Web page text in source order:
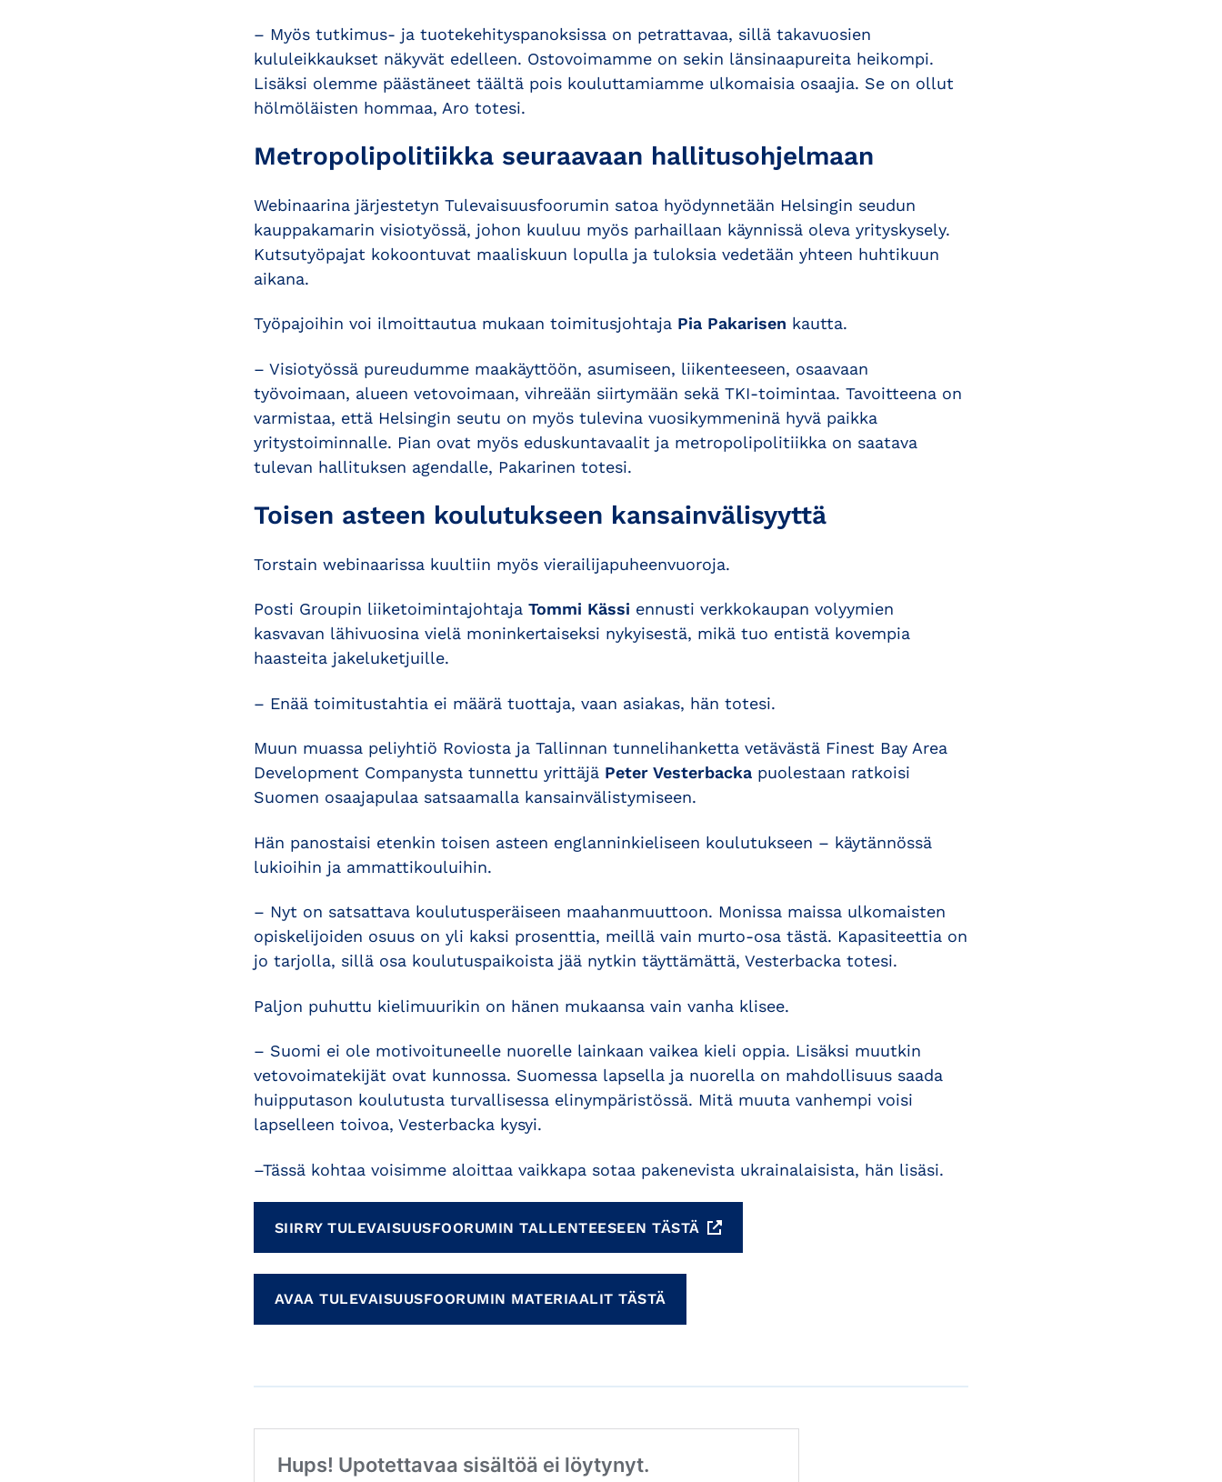
– Myös tutkimus- ja tuotekehityspanoksissa on petrattavaa, sillä takavuosien
kululeikkaukset näkyvät edelleen. Ostovoimamme on sekin länsinaapureita heikompi.
Lisäksi olemme päästäneet täältä pois kouluttamiamme ulkomaisia osaajia. Se on ollut
hölmöläisten hommaa, Aro totesi.
Metropolipolitiikka seuraavaan hallitusohjelmaan
Webinaarina järjestetyn Tulevaisuusfoorumin satoa hyödynnetään Helsingin seudun
kauppakamarin visiotyössä, johon kuuluu myös parhaillaan käynnissä oleva yrityskysely.
Kutsutyöpajat kokoontuvat maaliskuun lopulla ja tuloksia vedetään yhteen huhtikuun
aikana.
Työpajoihin voi ilmoittautua mukaan toimitusjohtaja Pia Pakarisen kautta.
– Visiotyössä pureudumme maakäyttöön, asumiseen, liikenteeseen, osaavaan
työvoimaan, alueen vetovoimaan, vihreään siirtymään sekä TKI-toimintaa. Tavoitteena on
varmistaa, että Helsingin seutu on myös tulevina vuosikymmeninä hyvä paikka
yritystoiminnalle. Pian ovat myös eduskuntavaalit ja metropolipolitiikka on saatava
tulevan hallituksen agendalle, Pakarinen totesi.
Toisen asteen koulutukseen kansainvälisyyttä
Torstain webinaarissa kuultiin myös vierailijapuheenvuoroja.
Posti Groupin liiketoimintajohtaja Tommi Kässi ennusti verkkokaupan volyymien
kasvavan lähivuosina vielä moninkertaiseksi nykyisestä, mikä tuo entistä kovempia
haasteita jakeluketjuille.
– Enää toimitustahtia ei määrä tuottaja, vaan asiakas, hän totesi.
Muun muassa peliyhtiö Roviosta ja Tallinnan tunnelihanketta vetävästä Finest Bay Area
Development Companysta tunnettu yrittäjä Peter Vesterbacka puolestaan ratkoisi
Suomen osaajapulaa satsaamalla kansainvälistymiseen.
Hän panostaisi etenkin toisen asteen englanninkieliseen koulutukseen – käytännössä
lukioihin ja ammattikouluihin.
– Nyt on satsattava koulutusperäiseen maahanmuuttoon. Monissa maissa ulkomaisten
opiskelijoiden osuus on yli kaksi prosenttia, meillä vain murto-osa tästä. Kapasiteettia on
jo tarjolla, sillä osa koulutuspaikoista jää nytkin täyttämättä, Vesterbacka totesi.
Paljon puhuttu kielimuurikin on hänen mukaansa vain vanha klisee.
– Suomi ei ole motivoituneelle nuorelle lainkaan vaikea kieli oppia. Lisäksi muutkin
vetovoimatekijät ovat kunnossa. Suomessa lapsella ja nuorella on mahdollisuus saada
huipputason koulutusta turvallisessa elinympäristössä. Mitä muuta vanhempi voisi
lapselleen toivoa, Vesterbacka kysyi.
–Tässä kohtaa voisimme aloittaa vaikkapa sotaa pakenevista ukrainalaisista, hän lisäsi.
SIIRRY TULEVAISUUSFOORUMIN TALLENTEESEEN TÄSTÄ
AVAA TULEVAISUUSFOORUMIN MATERIAALIT TÄSTÄ